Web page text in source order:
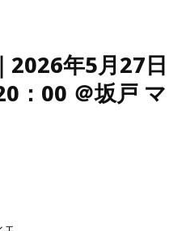
2026年5月27日
：00 ＠坂戸 マ